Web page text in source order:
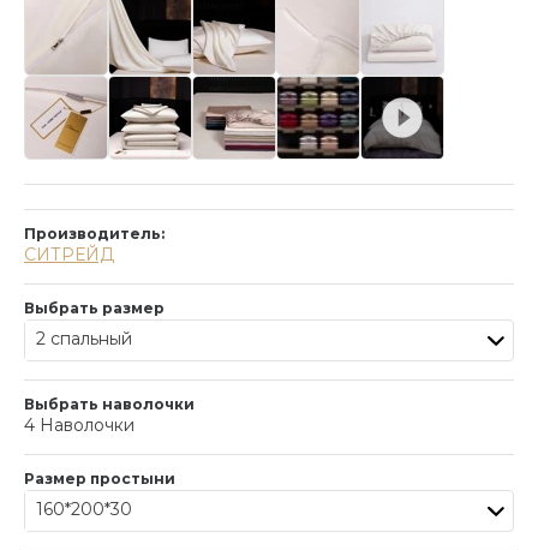
Производитель:
СИТРЕЙД
Выбрать размер
2 спальный
Выбрать наволочки
4 Наволочки
Размер простыни
160*200*30